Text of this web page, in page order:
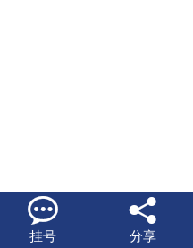

挂号

分享